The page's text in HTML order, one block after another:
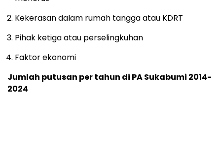
Kekerasan dalam rumah tangga atau KDRT
Pihak ketiga atau perselingkuhan
Faktor ekonomi
Jumlah putusan per tahun di PA Sukabumi 2014-
2024